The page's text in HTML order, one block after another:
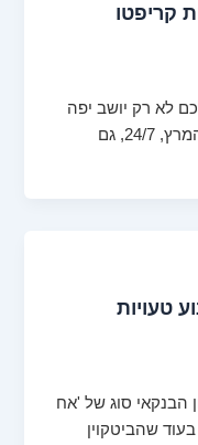
קריפטו
לא רק יושב יפה
בחשבון, אלא עובד בשבילכם בשיא המרץ, 24/7, גם
טעויות
הבנקאי סוג של 'אח
שהביטקוין